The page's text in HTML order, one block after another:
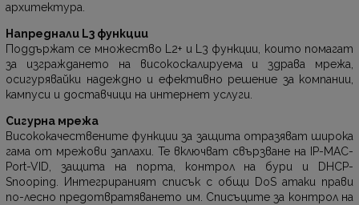
архитектура.
Напреднали L3 функции
Поддържат се множество L2+ и L3 функции, които помагат
за изграждането на високоскалируема и здрава мрежа,
осигурявайки надеждно и ефективно решение за компании,
кампуси и доставчици на интернет услуги.
Сигурна мрежа
Висококачествените функции за защита отразяват широка
гама от мрежови заплахи. Те включват свързване на IP-MAC-
Port-VID, защита на порта, контрол на бури и DHCP-
Snooping. Интегрираният списък с общи DoS атаки прави
по-лесно предотвратяването им. Списъците за контрол на